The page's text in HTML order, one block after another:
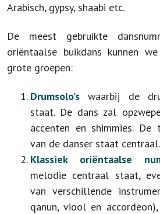
Arabisch, gypsy, shaabi etc.
De meest gebruikte
oriëntaalse buikdans kunnen
grote groepen:
Drumsolo’swaarbij de
staat. De dans zal
accenten en shimmies.
van de danser staat centraal.
Klassiek oriëntaalse
melodie centraal staat,
van verschillende
qanun, viool en